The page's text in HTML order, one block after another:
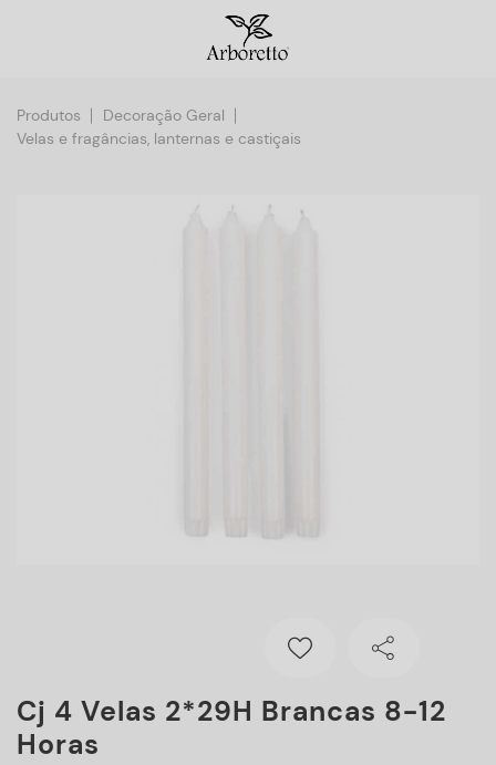
Produtos
Decoração Geral
Velas e fragâncias, lanternas e castiçais
Cj 4 Velas 2*29H Brancas 8-12
Horas